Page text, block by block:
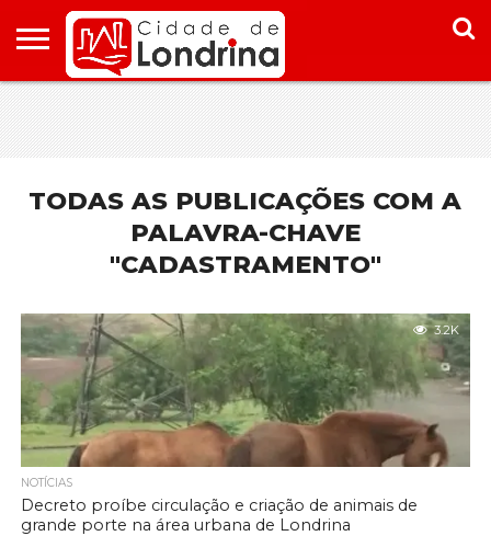
HOME
CONHEÇA
LONDRINA
PONTOS
TURÍSTICOS
ONDE
FICAR EM
LONDRINA
ONDE
COMER
EM
LONDRINA
TODAS AS PUBLICAÇÕES COM A
PALAVRA-CHAVE
"CADASTRAMENTO"
3.2K
NOTÍCIAS
Decreto proíbe circulação e criação de animais de
grande porte na área urbana de Londrina